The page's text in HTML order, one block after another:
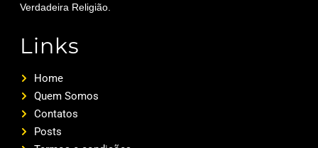
Verdadeira Religião.
Links
Home
Quem Somos
Contatos
Posts